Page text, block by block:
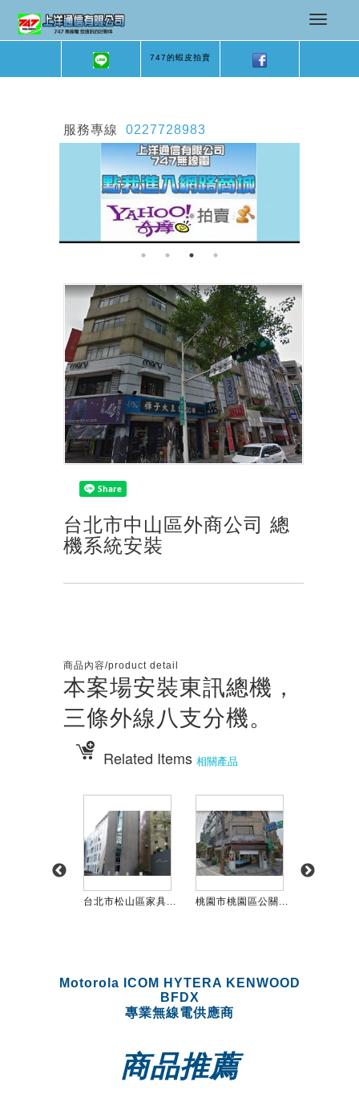
747的蝦皮拍賣
服務專線 0227728983
台北市中山區外商公司 總
機系統安裝
商品內容/product detail
本案場安裝東訊總機，
三條外線八支分機。
Related Items 相關產品
台北市松山區家具... 桃園市桃園區公關...
Motorola ICOM HYTERA KENWOOD
BFDX
專業無線電供應商
商品推薦